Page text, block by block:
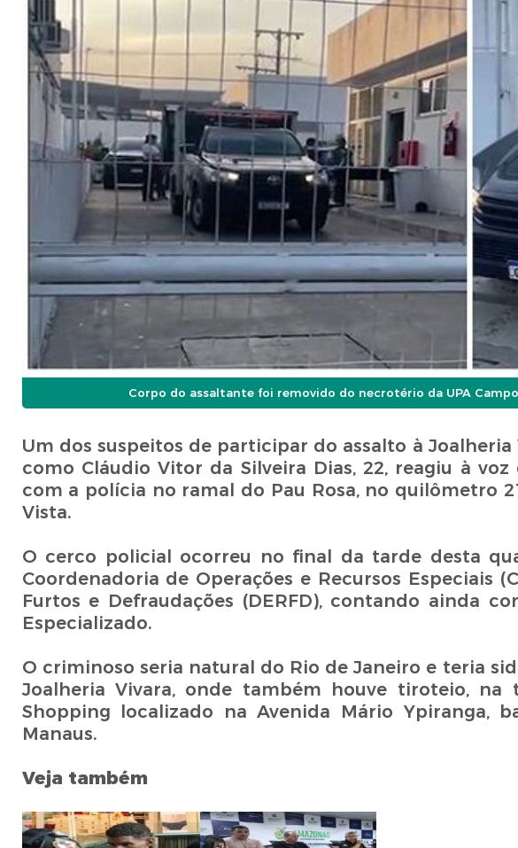
Corpo do assaltante foi removido do necrotério da UPA
Um dos suspeitos de participar do assalto à
como Cláudio Vitor da Silveira Dias, 22, reagiu à
com a polícia no ramal do Pau Rosa, no quilômetro
Vista.
O cerco policial ocorreu no final da tarde desta
Coordenadoria de Operações e Recursos Especiais
Furtos e Defraudações (DERFD), contando ainda
Especializado.
O criminoso seria natural do Rio de Janeiro e teria
Joalheria Vivara, onde também houve tiroteio,
Shopping localizado na Avenida Mário Ypiranga,
Manaus.
Veja também